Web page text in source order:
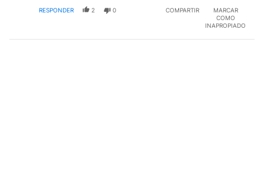
RESPONDER 2 0 COMPARTIR
MARCAR
COMO
INAPROPIADO